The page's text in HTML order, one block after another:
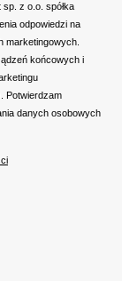
z o.o. spółka
odpowiedzi na
marketingowych.
końcowych i
Potwierdzam
danych osobowych